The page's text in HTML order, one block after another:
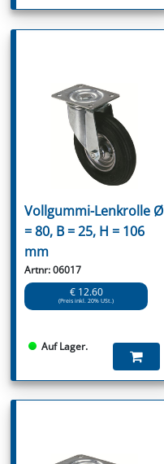
Vollgummi-Lenkrolle Ø
= 80, B = 25, H = 106
mm
Artnr: 06017
€ 12.60
(Preis inkl. 20% USt.)
Auf Lager.